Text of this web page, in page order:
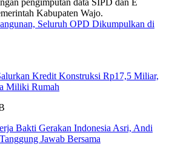
Seluruh OPD Dikumpulkan di
Kredit Konstruksi Rp17,5 Miliar,
Miliki Rumah
Bakti Gerakan Indonesia Asri, Andi
Jawab Bersama